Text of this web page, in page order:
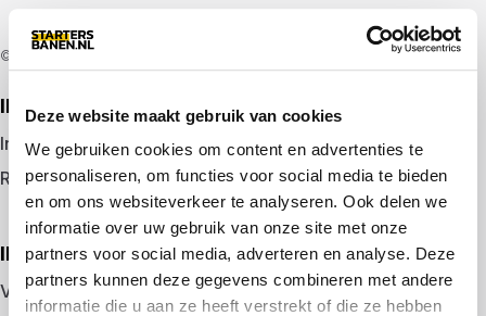
Deze website maakt gebruik van cookies
We gebruiken cookies om content en advertenties te
personaliseren, om functies voor social media te bieden
en om ons websiteverkeer te analyseren. Ook delen we
informatie over uw gebruik van onze site met onze
partners voor social media, adverteren en analyse. Deze
partners kunnen deze gegevens combineren met andere
informatie die u aan ze heeft verstrekt of die ze hebben
© 2026 door startersbanen.nl
IK ZOEK EEN BAAN
Inloggen
Registreren
IK BEN WERKGEVER
Vacature plaatsen